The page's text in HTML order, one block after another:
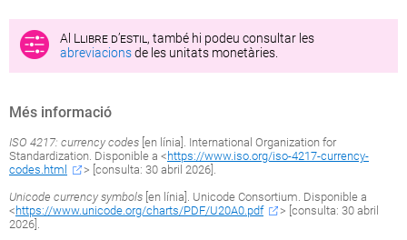
Al Llibre d’estil, també hi podeu consultar les
abreviacionsde les unitats monetàries.
Més informació
ISO 4217: currency codes [en línia]. International Organization for
Standardization. Disponible a <https://www.iso.org/iso-4217-currency-
codes.html
> [consulta: 30 abril 2026].
Unicode currency symbols [en línia]. Unicode Consortium. Disponible a
<https://www.unicode.org/charts/PDF/U20A0.pdf
> [consulta: 30 abril
2026].